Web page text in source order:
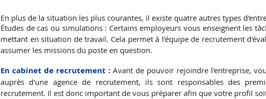
En plus de la situation les plus courantes, il existe quatre autres types
Études de cas ou simulations : Certains employeurs vous enseignent les
mettant en situation de travail. Cela permet à l'équipe de recrutement
assumer les missions du poste en question.
En cabinet de recrutement : Avant de pouvoir rejoindre l'entreprise,
auprès d'une agence de recrutement, ils sont responsables des
recrutement. Il est donc important de vous préparer afin que votre profil